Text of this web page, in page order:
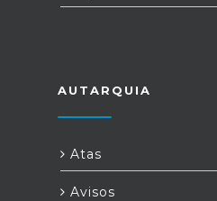
AUTARQUIA
Atas
Avisos